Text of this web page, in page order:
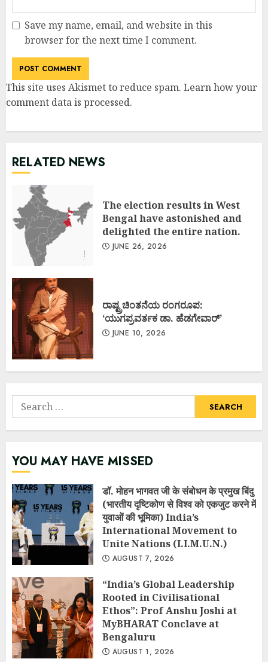
Save my name, email, and website in this
browser for the next time I comment.
This site uses Akismet to reduce spam. Learn how your
comment data is processed.
RELATED NEWS
The election results in West
Bengal have astonished and
delighted the entire nation.
JUNE 26, 2026
ರಾಷ್ಟ್ರಚಿಂತನೆಯ ರಂಗರೂಪ:
‘ಯುಗಪ್ರವರ್ತಕ ಡಾ. ಹೆಡಗೇವಾರ್’
JUNE 10, 2026
Search
for:
YOU MAY HAVE MISSED
डॉ. मोहन भागवत जी के संबोधन के प्रमुख बिंदु
(भारतीय दृष्टिकोण से विश्व को एकजुट करने में
युवाओं की भूमिका) India’s
International Movement to
Unite Nations (I.I.M.U.N.)
AUGUST 7, 2026
“India’s Global Leadership
Rooted in Civilisational
Ethos”: Prof Anshu Joshi at
MyBHARAT Conclave at
Bengaluru
AUGUST 1, 2026